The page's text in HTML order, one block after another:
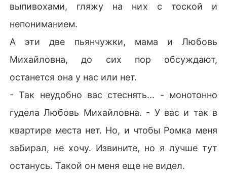
выпивохами, гляжу на них с тоской и
непониманием.
А эти две пьянчужки, мама и Любовь
Михайловна, до сих пор обсуждают,
останется она у нас или нет.
- Так неудобно вас стеснять... - монотонно
гудела Любовь Михайловна. - У вас и так в
квартире места нет. Но, и чтобы Ромка меня
забирал, не хочу. Извините, но я лучше тут
останусь. Такой он меня еще не видел.